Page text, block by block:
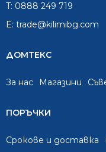
T: 0888 249 719
E: trade@kilimibg.com
ДОМТЕКС
За нас Mагазини
ПОРЪЧКИ
Срокове и доставка